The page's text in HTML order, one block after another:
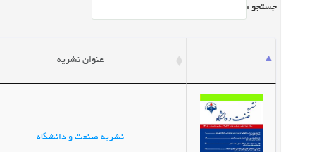
جستجو :
عنوان نشریه
نشریه صنعت و دانشگاه